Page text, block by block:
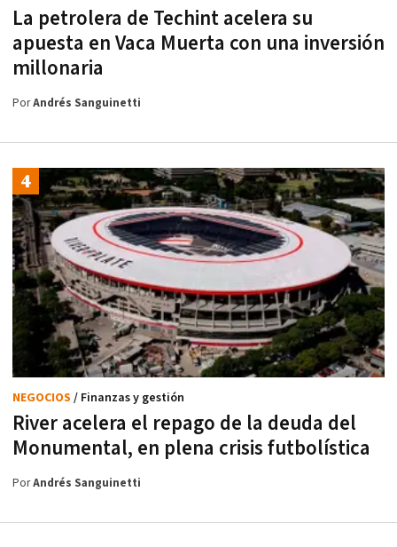
La petrolera de Techint acelera su
apuesta en Vaca Muerta con una inversión
millonaria
PorAndrés Sanguinetti
River acelera el repago de la deuda del
Monumental, en plena crisis futbolística
NEGOCIOS / Finanzas y gestión
PorAndrés Sanguinetti